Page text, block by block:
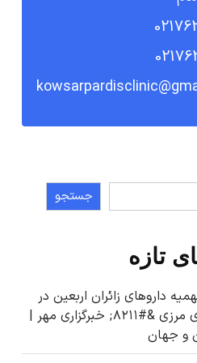
جستجو
تازه
داروهای زائران اربعین در
استان های مرزی &#۸۲۱۱; خبرگزاری مهر |
و جهان